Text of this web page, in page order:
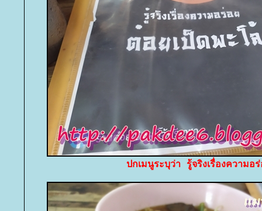
ปกเมนูระบุว่า รู้จริงเรื่องความอ